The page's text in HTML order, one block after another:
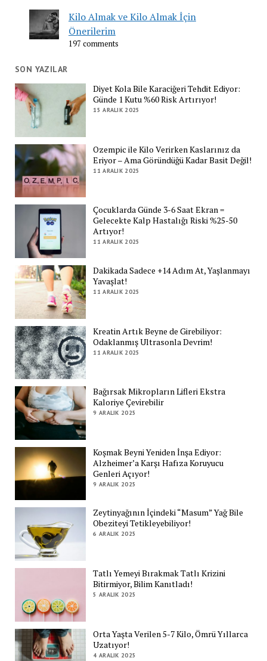
Kilo Almak ve Kilo Almak İçin
Önerilerim
197 comments
SON YAZILAR
Diyet Kola Bile Karaciğeri Tehdit Ediyor:
Günde 1 Kutu %60 Risk Artırıyor!
15 ARALIK 2025
Ozempic ile Kilo Verirken Kaslarınız da
Eriyor – Ama Göründüğü Kadar Basit Değil!
11 ARALIK 2025
Çocuklarda Günde 3-6 Saat Ekran =
Gelecekte Kalp Hastalığı Riski %25-50
Artıyor!
11 ARALIK 2025
Dakikada Sadece +14 Adım At, Yaşlanmayı
Yavaşlat!
11 ARALIK 2025
Kreatin Artık Beyne de Girebiliyor:
Odaklanmış Ultrasonla Devrim!
11 ARALIK 2025
Bağırsak Mikropların Lifleri Ekstra
Kaloriye Çevirebilir
9 ARALIK 2025
Koşmak Beyni Yeniden İnşa Ediyor:
Alzheimer’a Karşı Hafıza Koruyucu
Genleri Açıyor!
9 ARALIK 2025
Zeytinyağının İçindeki “Masum” Yağ Bile
Obeziteyi Tetikleyebiliyor!
6 ARALIK 2025
Tatlı Yemeyi Bırakmak Tatlı Krizini
Bitirmiyor, Bilim Kanıtladı!
5 ARALIK 2025
Orta Yaşta Verilen 5-7 Kilo, Ömrü Yıllarca
Uzatıyor!
4 ARALIK 2025